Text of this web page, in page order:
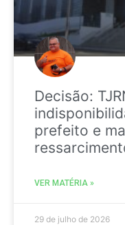
Decisão:
prefeito e
VER MATÉRIA »
29 de julho de 2026